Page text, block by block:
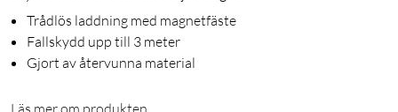
Trådlös laddning med magnetfäste
Fallskydd upp till 3 meter
Gjort av återvunna material
Läs mer om produkten